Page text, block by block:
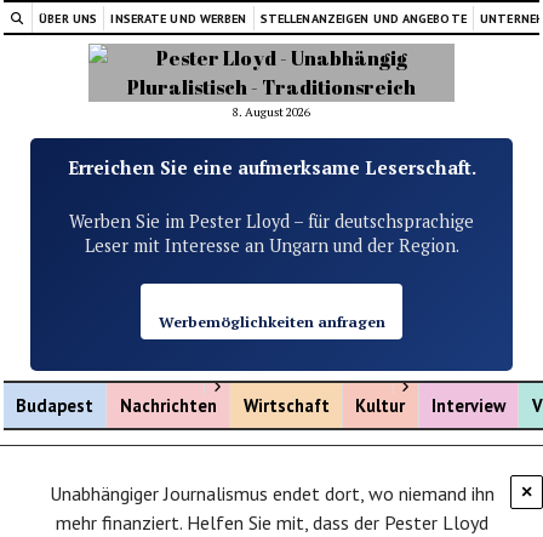
ÜBER UNS INSERATE UND WERBEN STELLENANZEIGEN UND ANGEBOTE
8. August 2026
Erreichen Sie eine aufmerksame Leserschaft.
Werben Sie im Pester Lloyd – für deutschsprachige
Leser mit Interesse an Ungarn und der Region.
Werbemöglichkeiten anfragen
Budapest Nachrichten
Menü öffnen
Wirtschaft Kultur
Menü öffnen
Interview
×
Unabhängiger Journalismus endet dort, wo niemand ihn
mehr finanziert. Helfen Sie mit, dass der Pester Lloyd